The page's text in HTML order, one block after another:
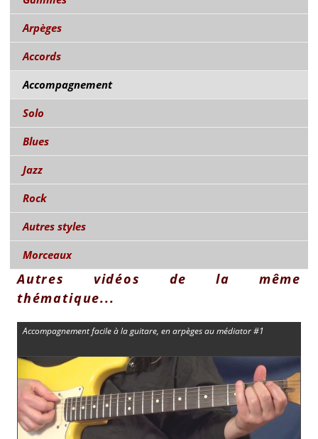
Arpèges
Accords
Accompagnement
Solo
Blues
Jazz
Rock
Autres styles
Morceaux
Autres vidéos de la même
thématique...
Accompagnement facile à la guitare, en arpèges au médiator #1